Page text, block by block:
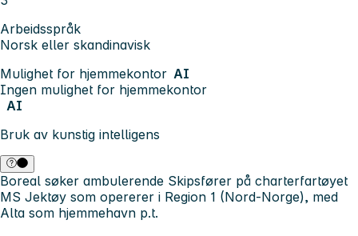
Arbeidsspråk
Norsk eller skandinavisk
Mulighet for hjemmekontor AI
Ingen mulighet for hjemmekontor
AI
Bruk av kunstig intelligens
Boreal søker ambulerende Skipsfører på charterfartøyet
MS Jektøy som opererer i Region 1 (Nord-Norge), med
Alta som hjemmehavn p.t.